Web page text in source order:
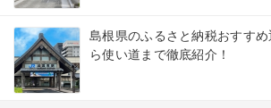
島根県のふるさと納税おすす
ら使い道まで徹底紹介！